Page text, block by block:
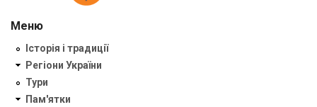
Меню
Історія і традиції
Регіони України
Тури
Пам'ятки